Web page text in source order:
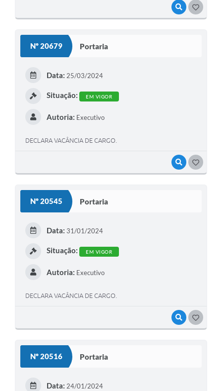
VISUALIZAR
Nº 20679 Portaria
VISUALIZAR
Data: 25/03/2024
Situação: EM VIGOR
Autoria: Executivo
DECLARA VACÂNCIA DE CARGO.
Nº 20545 Portaria
VISUALIZAR
Data: 31/01/2024
Situação: EM VIGOR
Autoria: Executivo
DECLARA VACÂNCIA DE CARGO.
Nº 20516 Portaria
Data: 24/01/2024